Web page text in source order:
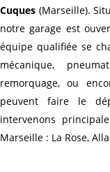
Cuques (Marseille).
notre garage est
équipe qualifiée se
mécanique,
remorquage, ou
peuvent faire le
intervenons
Marseille : La Rose,